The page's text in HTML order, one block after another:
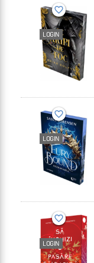
favorite_border
LOGIN
favorite_border
LOGIN
favorite_border
LOGIN